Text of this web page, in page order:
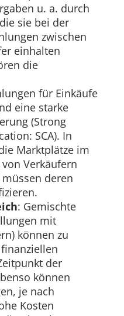
u. a. durch
sie bei der
zwischen
einhalten
die
für Einkäufe
eine starke
(Strong
SCA). In
Marktplätze im
Verkäufern
deren
: Gemischte
mit
können zu
der
können
je nach
Kosten